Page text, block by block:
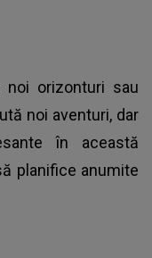
noi orizonturi sau
noi aventuri, dar
în această
planifice anumite